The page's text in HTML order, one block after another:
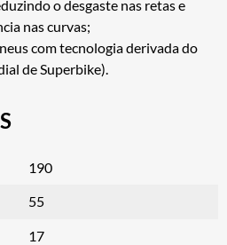
o desgaste nas retas e
nas curvas;
com tecnologia derivada do
de Superbike).
190
55
17